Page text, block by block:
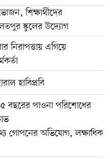
শিক্ষার্থীদের
স্কুলের উদ্যোগ
নিরাপত্তায় এগিয়ে
হাবিপ্রবি
বছরের পাওনা পরিশোধের
গোপনের অভিযোগ, লক্ষাধিক